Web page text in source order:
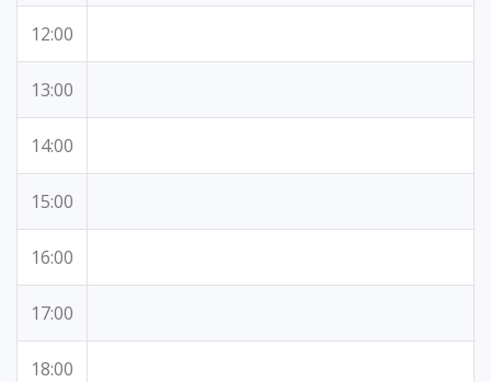
12:00
13:00
14:00
15:00
16:00
17:00
18:00